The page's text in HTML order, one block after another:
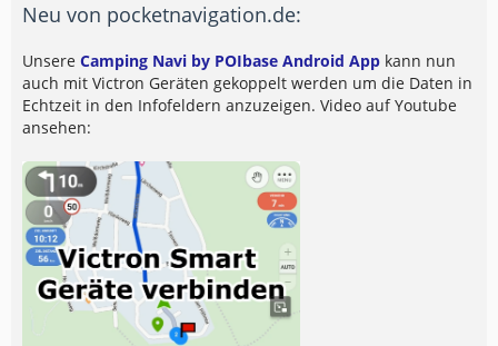
Neu von pocketnavigation.de:
Unsere Camping Navi by POIbase Android App kann nun
auch mit Victron Geräten gekoppelt werden um die Daten in
Echtzeit in den Infofeldern anzuzeigen. Video auf Youtube
ansehen: